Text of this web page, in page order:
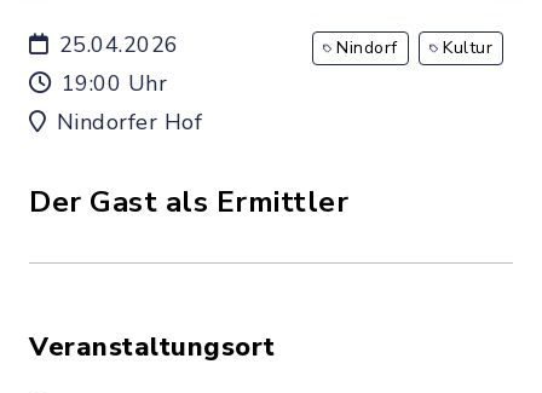
25.04.2026
19:00 Uhr
Nindorfer Hof
Nindorf Kultur
Der Gast als Ermittler
Veranstaltungsort